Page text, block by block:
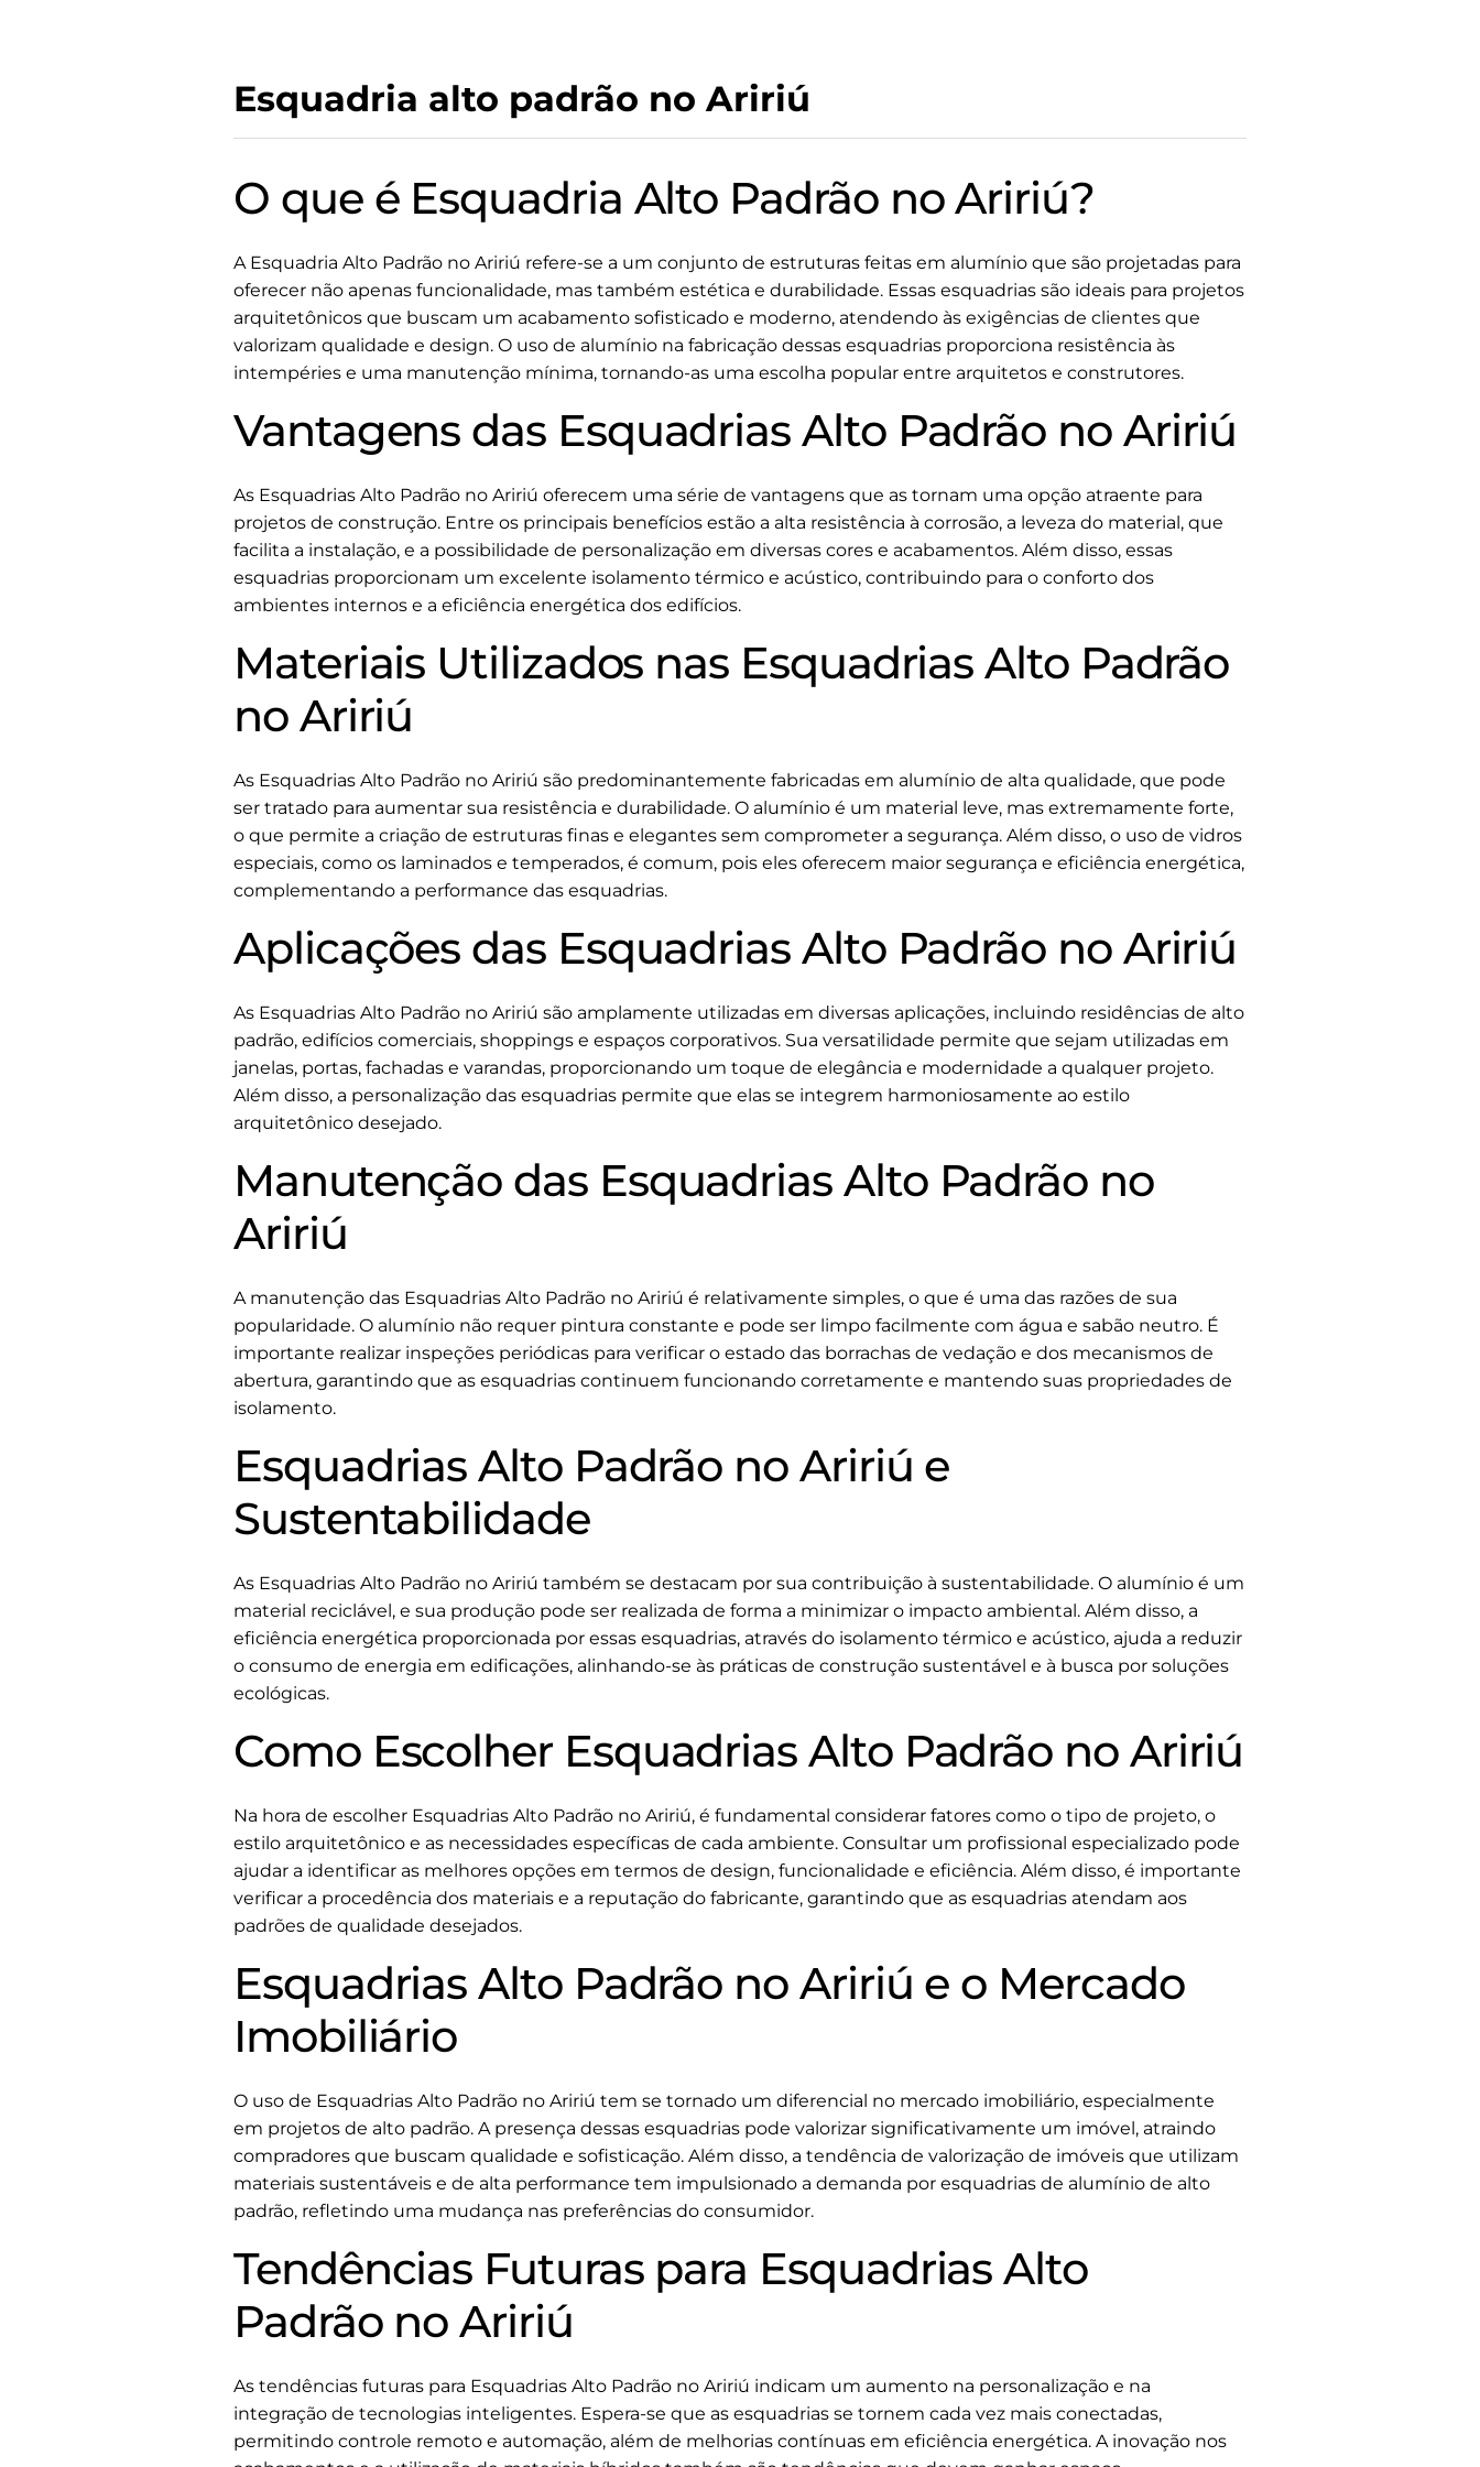
Esquadria alto padrão no Aririú
O que é Esquadria Alto Padrão no Aririú?
A Esquadria Alto Padrão no Aririú refere-se a um conjunto de estruturas feitas em alumínio que são projetadas para
oferecer não apenas funcionalidade, mas também estética e durabilidade. Essas esquadrias são ideais para projetos
arquitetônicos que buscam um acabamento sofisticado e moderno, atendendo às exigências de clientes que
valorizam qualidade e design. O uso de alumínio na fabricação dessas esquadrias proporciona resistência às
intempéries e uma manutenção mínima, tornando-as uma escolha popular entre arquitetos e construtores.
Vantagens das Esquadrias Alto Padrão no Aririú
As Esquadrias Alto Padrão no Aririú oferecem uma série de vantagens que as tornam uma opção atraente para
projetos de construção. Entre os principais benefícios estão a alta resistência à corrosão, a leveza do material, que
facilita a instalação, e a possibilidade de personalização em diversas cores e acabamentos. Além disso, essas
esquadrias proporcionam um excelente isolamento térmico e acústico, contribuindo para o conforto dos
ambientes internos e a eficiência energética dos edifícios.
Materiais Utilizados nas Esquadrias Alto Padrão
no Aririú
As Esquadrias Alto Padrão no Aririú são predominantemente fabricadas em alumínio de alta qualidade, que pode
ser tratado para aumentar sua resistência e durabilidade. O alumínio é um material leve, mas extremamente forte,
o que permite a criação de estruturas finas e elegantes sem comprometer a segurança. Além disso, o uso de vidros
especiais, como os laminados e temperados, é comum, pois eles oferecem maior segurança e eficiência energética,
complementando a performance das esquadrias.
Aplicações das Esquadrias Alto Padrão no Aririú
As Esquadrias Alto Padrão no Aririú são amplamente utilizadas em diversas aplicações, incluindo residências de alto
padrão, edifícios comerciais, shoppings e espaços corporativos. Sua versatilidade permite que sejam utilizadas em
janelas, portas, fachadas e varandas, proporcionando um toque de elegância e modernidade a qualquer projeto.
Além disso, a personalização das esquadrias permite que elas se integrem harmoniosamente ao estilo
arquitetônico desejado.
Manutenção das Esquadrias Alto Padrão no
Aririú
A manutenção das Esquadrias Alto Padrão no Aririú é relativamente simples, o que é uma das razões de sua
popularidade. O alumínio não requer pintura constante e pode ser limpo facilmente com água e sabão neutro. É
importante realizar inspeções periódicas para verificar o estado das borrachas de vedação e dos mecanismos de
abertura, garantindo que as esquadrias continuem funcionando corretamente e mantendo suas propriedades de
isolamento.
Esquadrias Alto Padrão no Aririú e
Sustentabilidade
As Esquadrias Alto Padrão no Aririú também se destacam por sua contribuição à sustentabilidade. O alumínio é um
material reciclável, e sua produção pode ser realizada de forma a minimizar o impacto ambiental. Além disso, a
eficiência energética proporcionada por essas esquadrias, através do isolamento térmico e acústico, ajuda a reduzir
o consumo de energia em edificações, alinhando-se às práticas de construção sustentável e à busca por soluções
ecológicas.
Como Escolher Esquadrias Alto Padrão no Aririú
Na hora de escolher Esquadrias Alto Padrão no Aririú, é fundamental considerar fatores como o tipo de projeto, o
estilo arquitetônico e as necessidades específicas de cada ambiente. Consultar um profissional especializado pode
ajudar a identificar as melhores opções em termos de design, funcionalidade e eficiência. Além disso, é importante
verificar a procedência dos materiais e a reputação do fabricante, garantindo que as esquadrias atendam aos
padrões de qualidade desejados.
Esquadrias Alto Padrão no Aririú e o Mercado
Imobiliário
O uso de Esquadrias Alto Padrão no Aririú tem se tornado um diferencial no mercado imobiliário, especialmente
em projetos de alto padrão. A presença dessas esquadrias pode valorizar significativamente um imóvel, atraindo
compradores que buscam qualidade e sofisticação. Além disso, a tendência de valorização de imóveis que utilizam
materiais sustentáveis e de alta performance tem impulsionado a demanda por esquadrias de alumínio de alto
padrão, refletindo uma mudança nas preferências do consumidor.
Tendências Futuras para Esquadrias Alto
Padrão no Aririú
As tendências futuras para Esquadrias Alto Padrão no Aririú indicam um aumento na personalização e na
integração de tecnologias inteligentes. Espera-se que as esquadrias se tornem cada vez mais conectadas,
permitindo controle remoto e automação, além de melhorias contínuas em eficiência energética. A inovação nos